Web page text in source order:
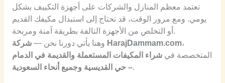
تعتمد معظم المنازل والشركات على أجهزة التكييف بشكل
يومي. ومع مرور الوقت، قد تحتاج إلى استبدال مكيفك القديم
أو التخلص من الأجهزة التالفة بطريقة آمنة ومربحة.
وهنا يأتي دورنا نحن — شركة HarajDammam.com،
المتخصصة فيشراء المكيفات المستعملة والقديمة في الدمام
– حي القديسية وجميع أنحاء السعودية.